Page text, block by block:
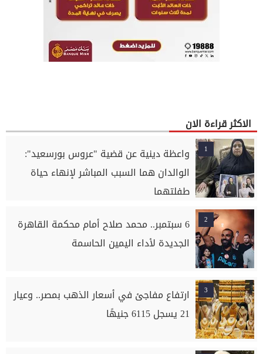
الاكثر قراءة الان
1
واعظة دينية عن قضية "عروس بورسعيد":
الوالدان هما السبب المباشر لإنهاء حياة
طفلتهما
2
6 سبتمبر.. محمد صلاح أمام محكمة القاهرة
الجديدة لأداء اليمين الحاسمة
3
ارتفاع مفاجئ في أسعار الذهب بمصر.. وعيار
21 يسجل 6115 جنيهًا